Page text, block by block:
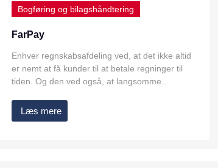
Bogføring og bilagshåndtering
FarPay
Enhver regnskabsafdeling ved, at det ikke altid
er nemt at få kunder til at betale regninger til
tiden. Og den ved også, at langsomme...
Læs mere